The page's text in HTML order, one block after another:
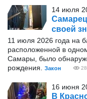
14 июля
своей
11 июля 2026 года на
расположенной в
Самары, было
рождения.
Закон
16 июня
В